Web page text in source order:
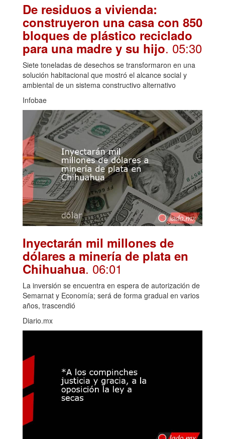
De residuos a vivienda:
construyeron una casa con 850
bloques de plástico reciclado
para una madre y su hijo. 05:30
Siete toneladas de desechos se transformaron en una
solución habitacional que mostró el alcance social y
ambiental de un sistema constructivo alternativo
Infobae
Inyectarán mil millones de
dólares a minería de plata en
Chihuahua. 06:01
La inversión se encuentra en espera de autorización de
Semarnat y Economía; será de forma gradual en varios
años, trascendió
Diario.mx